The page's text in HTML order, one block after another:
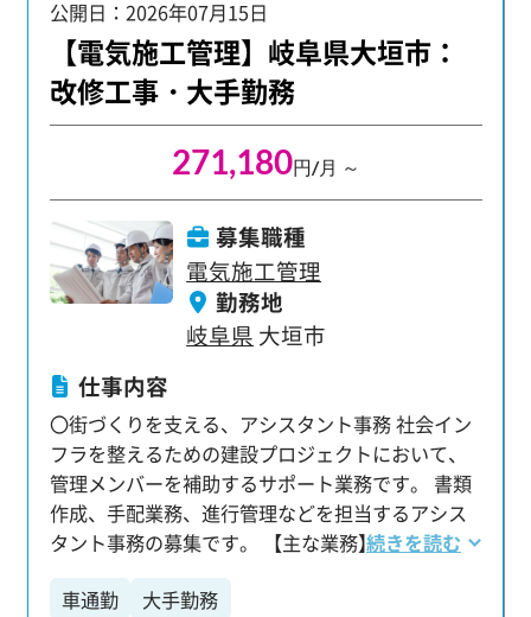
業務上のトラブルや課題がないかを確認。 困りご
とがあればすぐに相談できる環境を整え、安心し
て業務に集中できるようフォローしています。
公開日：2026年07月15日
【電気施工管理】岐阜県大垣市：
改修工事・大手勤務
271,180円/月 ～
募集職種
電気施工管理
勤務地
岐阜県 大垣市
仕事内容
〇街づくりを支える、アシスタント事務 社会イン
フラを整えるための建設プロジェクトにおいて、
管理メンバーを補助するサポート業務です。 書類
作成、手配業務、進行管理などを担当するアシス
タント事務の募集です。 【主な業務】 ・書類の整
理やファイリング ・建物の写真撮影 ・工事の進み
具合や作業品質のチェック ・スケジュール調整
続きを読む
車通勤 大手勤務